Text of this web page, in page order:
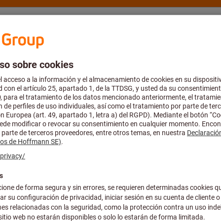
y asesoría
de repuesto y accesorios para mecanizado con torno
MK.M3,5X6,2/
Precio por 1 Unidad
más IVA en la tarifa actual